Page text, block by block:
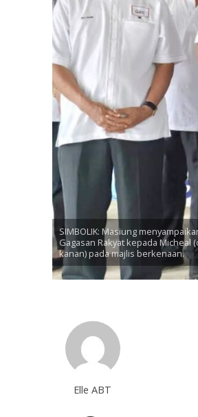
SIMBOLIK: Masiung
Gagasan Rakyat kepada Micheal
kanan) pada majlis berkenaan.
Elle ABT